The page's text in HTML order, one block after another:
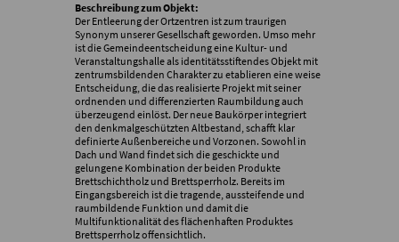
Beschreibung zum Objekt:
Der Entleerung der Ortzentren ist zum traurigen
Synonym unserer Gesellschaft geworden. Umso mehr
ist die Gemeindeentscheidung eine Kultur- und
Veranstaltungshalle als identitätsstiftendes Objekt mit
zentrumsbildenden Charakter zu etablieren eine weise
Entscheidung, die das realisierte Projekt mit seiner
ordnenden und differenzierten Raumbildung auch
überzeugend einlöst. Der neue Baukörper integriert
den denkmalgeschützten Altbestand, schafft klar
definierte Außenbereiche und Vorzonen. Sowohl in
Dach und Wand findet sich die geschickte und
gelungene Kombination der beiden Produkte
Brettschichtholz und Brettsperrholz. Bereits im
Eingangsbereich ist die tragende, aussteifende und
raumbildende Funktion und damit die
Multifunktionalität des flächenhaften Produktes
Brettsperrholz offensichtlich.